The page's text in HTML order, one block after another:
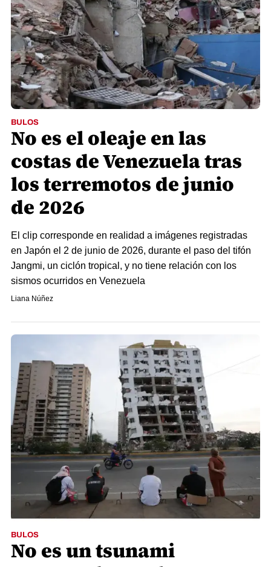
BULOS
No es el oleaje en las
costas de Venezuela tras
los terremotos de junio
de 2026
El clip corresponde en realidad a imágenes registradas
en Japón el 2 de junio de 2026, durante el paso del tifón
Jangmi, un ciclón tropical, y no tiene relación con los
sismos ocurridos en Venezuela
Liana Núñez
BULOS
No es un tsunami